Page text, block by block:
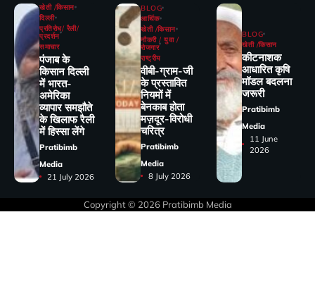
खेती /किसान
दिल्ली
प्रतिरोध/ रैली/
प्रदर्शन
समाचार
पंजाब के
किसान दिल्ली
में भारत-
अमेरिका
व्यापार समझौते
के खिलाफ रैली
में हिस्सा लेंगे
Pratibimb
Media
21 July 2026
BLOG
आर्थिक
खेती /किसान
नौकरी / युवा /
रोजगार
राष्ट्रीय
वीबी-ग्राम-जी
के प्रस्तावित
नियमों में
बेनकाब होता
मज़दूर-विरोधी
चरित्र
Pratibimb
Media
8 July 2026
BLOG
खेती /किसान
कीटनाशक
आधारित कृषि
मॉडल बदलना
जरूरी
Pratibimb
Media
11 June
2026
Copyright © 2026 Pratibimb Media